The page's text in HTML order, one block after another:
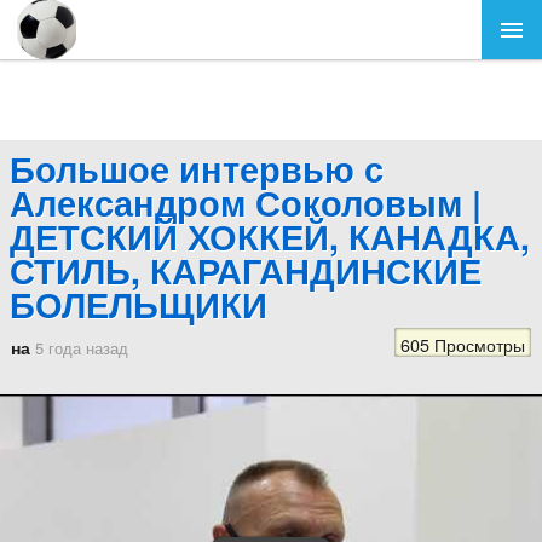
Большое интервью с
Александром Соколовым |
ДЕТСКИЙ ХОККЕЙ, КАНАДКА,
СТИЛЬ, КАРАГАНДИНСКИЕ
БОЛЕЛЬЩИКИ
на 5 года назад 605 Просмотры